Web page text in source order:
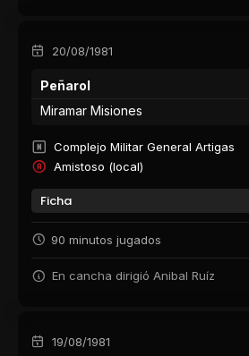
20/08/1981
Peñarol
Miramar Misiones
Complejo Militar General Artigas
Amistoso (local)
Ficha
90 minutos jugados
En cancha dirigió Anibal Ruíz
19/08/1981